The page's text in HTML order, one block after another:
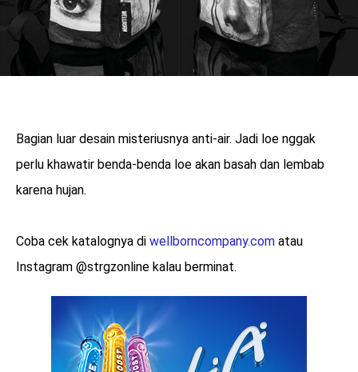
Bagian luar desain misteriusnya anti-air. Jadi loe nggak
perlu khawatir benda-benda loe akan basah dan lembab
karena hujan.
Coba cek katalognya di wellborncompany.com atau
Instagram @strgzonline kalau berminat.